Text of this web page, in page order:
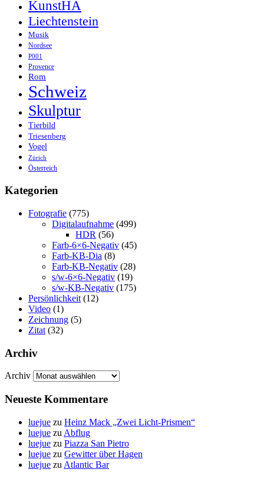
KunstHA
Liechtenstein
Musik
Nordsee
P001
Provence
Rom
Schweiz
Skulptur
Tierbild
Triesenberg
Vogel
Zürich
Österreich
Kategorien
Fotografie (775)
Digitalaufnahme (499)
HDR (56)
Farb-6×6-Negativ (45)
Farb-KB-Dia (8)
Farb-KB-Negativ (28)
s/w-6×6-Negativ (19)
s/w-KB-Negativ (175)
Persönlichkeit (12)
Video (1)
Zeichnung (5)
Zitat (32)
Archiv
Archiv
Neueste Kommentare
luejue zu Heinz Mack „Zwei Licht-Prismen“
luejue zu Abflug
luejue zu Piazza San Pietro
luejue zu Gewitter über Hagen
luejue zu Atlantic Bar